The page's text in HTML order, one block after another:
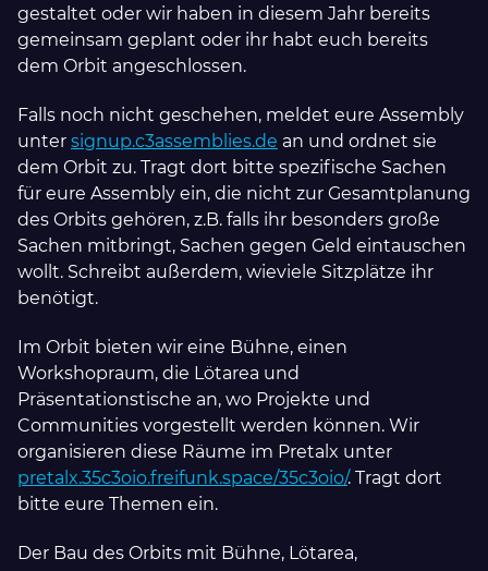
gestaltet oder wir haben in diesem Jahr bereits
gemeinsam geplant oder ihr habt euch bereits
dem Orbit angeschlossen.
Falls noch nicht geschehen, meldet eure Assembly
unter signup.c3assemblies.de an und ordnet sie
dem Orbit zu. Tragt dort bitte spezifische Sachen
für eure Assembly ein, die nicht zur Gesamtplanung
des Orbits gehören, z.B. falls ihr besonders große
Sachen mitbringt, Sachen gegen Geld eintauschen
wollt. Schreibt außerdem, wieviele Sitzplätze ihr
benötigt.
Im Orbit bieten wir eine Bühne, einen
Workshopraum, die Lötarea und
Präsentationstische an, wo Projekte und
Communities vorgestellt werden können. Wir
organisieren diese Räume im Pretalx unter
pretalx.35c3oio.freifunk.space/35c3oio/. Tragt dort
bitte eure Themen ein.
Der Bau des Orbits mit Bühne, Lötarea,